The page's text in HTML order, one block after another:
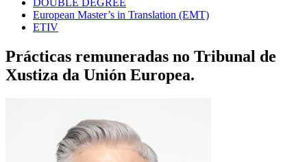
DOUBLE DEGREE
European Master’s in Translation (EMT)
ETIV
Prácticas remuneradas no Tribunal de
Xustiza da Unión Europea.